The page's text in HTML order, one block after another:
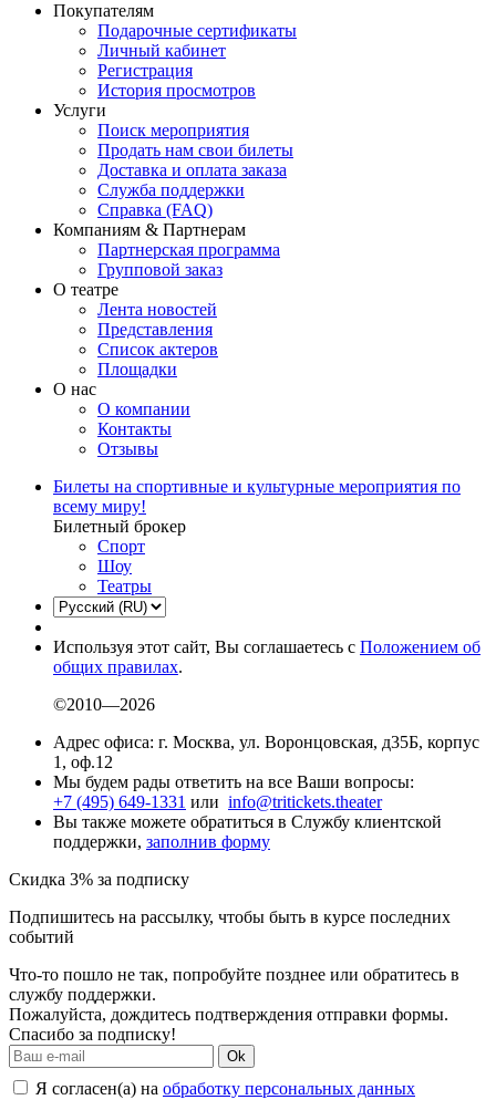
Покупателям
Подарочные сертификаты
Личный кабинет
Регистрация
История просмотров
Услуги
Поиск мероприятия
Продать нам свои билеты
Доставка и оплата заказа
Служба поддержки
Справка (FAQ)
Компаниям & Партнерам
Партнерская программа
Групповой заказ
О театре
Лента новостей
Представления
Список актеров
Площадки
О нас
О компании
Контакты
Отзывы
Билеты на спортивные и культурные мероприятия по
всему миру!
Билетный брокер
Спорт
Шоу
Театры
Используя этот сайт, Вы соглашаетесь с Положением об
общих правилах.
©2010—2026
Адрес офиса: г. Москва, ул. Воронцовская, д35Б, корпус
1, оф.12
Мы будем рады ответить на все Ваши вопросы:
+7 (495) 649-1331 или info@tritickets.theater
Вы также можете обратиться в Службу клиентской
поддержки, заполнив форму
Скидка 3% за подписку
Подпишитесь на рассылку, чтобы быть в курсе последних
событий
Что-то пошло не так, попробуйте позднее или обратитесь в
службу поддержки.
Пожалуйста, дождитесь подтверждения отправки формы.
Спасибо за подписку!
Ok
Я согласен(а) на обработку персональных данных